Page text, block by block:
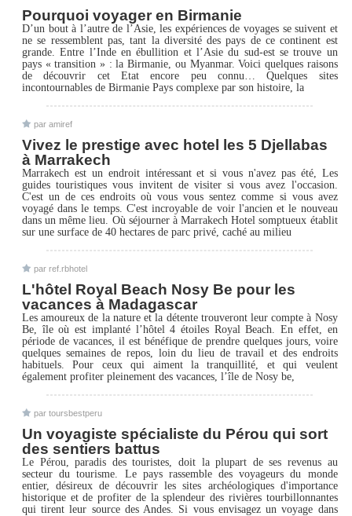
Pourquoi voyager en Birmanie
D’un bout à l’autre de l’Asie, les expériences de voyages se suivent et
ne se ressemblent pas, tant la diversité des pays de ce continent est
grande. Entre l’Inde en ébullition et l’Asie du sud-est se trouve un
pays « transition » : la Birmanie, ou Myanmar. Voici quelques raisons
de découvrir cet Etat encore peu connu… Quelques sites
incontournables de Birmanie Pays complexe par son histoire, la
par amiref
Vivez le prestige avec hotel les 5 Djellabas
à Marrakech
Marrakech est un endroit intéressant et si vous n'avez pas été, Les
guides touristiques vous invitent de visiter si vous avez l'occasion.
C'est un de ces endroits où vous vous sentez comme si vous avez
voyagé dans le temps. C'est incroyable de voir l'ancien et le nouveau
dans un même lieu. Où séjourner à Marrakech Hotel somptueux établit
sur une surface de 40 hectares de parc privé, caché au milieu
par ref.rbhotel
L'hôtel Royal Beach Nosy Be pour les
vacances à Madagascar
Les amoureux de la nature et la détente trouveront leur compte à Nosy
Be, île où est implanté l’hôtel 4 étoiles Royal Beach. En effet, en
période de vacances, il est bénéfique de prendre quelques jours, voire
quelques semaines de repos, loin du lieu de travail et des endroits
habituels. Pour ceux qui aiment la tranquillité, et qui veulent
également profiter pleinement des vacances, l’île de Nosy be,
par toursbestperu
Un voyagiste spécialiste du Pérou qui sort
des sentiers battus
Le Pérou, paradis des touristes, doit la plupart de ses revenus au
secteur du tourisme. Le pays rassemble des voyageurs du monde
entier, désireux de découvrir les sites archéologiques d'importance
historique et de profiter de la splendeur des rivières tourbillonnantes
qui tirent leur source des Andes. Si vous envisagez un voyage dans